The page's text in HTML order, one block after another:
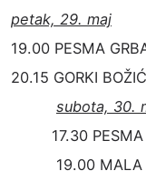
petak, 29. maj
19.00 PESMA
20.15 GORKI BOŽIĆ
subota, 30.
17.30
19.00 MALA